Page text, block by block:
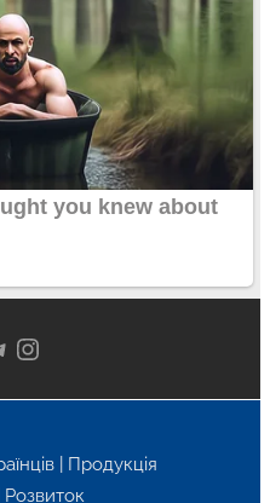
Instagram
| Продукція
Розвиток